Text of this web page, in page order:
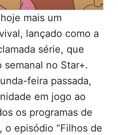
mais um
lançado como a
série, que
no Star+.
feira passada,
em jogo ao
os programas de
o episódio “Filhos de